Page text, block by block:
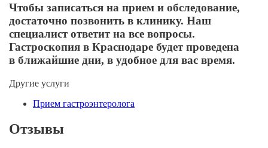
Чтобы записаться на прием и обследование,
достаточно позвонить в клинику. Наш
специалист ответит на все вопросы.
Гастроскопия в Краснодаре будет проведена
в ближайшие дни, в удобное для вас время.
Другие услуги
Прием гастроэнтеролога
Отзывы